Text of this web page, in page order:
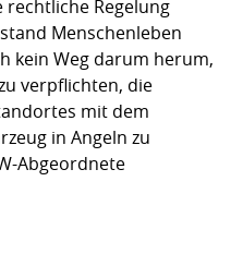
Regelung
Menschenleben
kein Weg darum herum,
verpflichten, die
mit dem
in Angeln zu
Abgeordnete